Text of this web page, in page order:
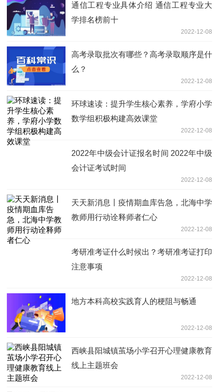
通信工程专业具体介绍 通信工程专业大
学排名榜前十
2022-12-08
高考录取批次有哪些？高考录取顺序是什
么？
2022-12-08
环球速读：提升学生核心素养，学府小学
数学组积极构建高效课堂
2022-12-08
2022年中级会计证报名时间 2022年中级
会计证考试时间
2022-12-08
天天新消息丨疫情期血库告急，北海中学
教师用行动诠释师者仁心
2022-12-08
考研准考证什么时候出？考研准考证打印
注意事项
2022-12-08
地方本科高校实践育人的梗阻与畅通
2022-12-08
西峡县阳城镇茧场小学召开心理健康教育
线上主题班会
2022-12-08